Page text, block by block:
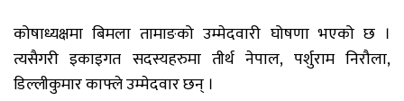
कोषाध्यक्षमा बिमला तामाङको उम्मेदवारी घोषणा भएको छ ।
त्यसैगरी इकाइगत सदस्यहरुमा तीर्थ नेपाल, पर्शुराम निरौला,
डिल्लीकुमार काफ्ले उम्मेदवार छन् ।